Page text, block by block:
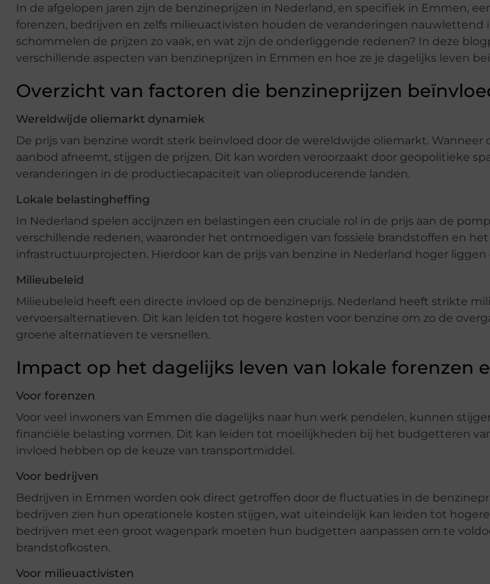
In de afgelopen jaren zijn de benzineprijzen in Nederland, en specifiek in Emmen,
forenzen, bedrijven en zelfs milieuactivisten houden de veranderingen nauwlettend
schommelen de prijzen zo vaak, en wat zijn de onderliggende redenen? In deze
verschillende aspecten van benzineprijzen in Emmen en hoe ze je dagelijks leven
Overzicht van factoren die benzineprijzen
Wereldwijde oliemarkt dynamiek
De prijs van benzine wordt sterk beïnvloed door de wereldwijde oliemarkt. Wanneer
aanbod afneemt, stijgen de prijzen. Dit kan worden veroorzaakt door geopolitieke
veranderingen in de productiecapaciteit van olieproducerende landen.
Lokale belastingheffing
In Nederland spelen accijnzen en belastingen een cruciale rol in de prijs aan de
verschillende redenen, waaronder het ontmoedigen van fossiele brandstoffen en
infrastructuurprojecten. Hierdoor kan de prijs van benzine in Nederland hoger
Milieubeleid
Milieubeleid heeft een directe invloed op de benzineprijs. Nederland heeft strikte
vervoersalternatieven. Dit kan leiden tot hogere kosten voor benzine om zo de
groene alternatieven te versnellen.
Impact op het dagelijks leven van lokale forenzen
Voor forenzen
Voor veel inwoners van Emmen die dagelijks naar hun werk pendelen, kunnen
financiële belasting vormen. Dit kan leiden tot moeilijkheden bij het budgetteren
invloed hebben op de keuze van transportmiddel.
Voor bedrijven
Bedrijven in Emmen worden ook direct getroffen door de fluctuaties in de
bedrijven zien hun operationele kosten stijgen, wat uiteindelijk kan leiden tot
bedrijven met een groot wagenpark moeten hun budgetten aanpassen om te
brandstofkosten.
Voor milieuactivisten